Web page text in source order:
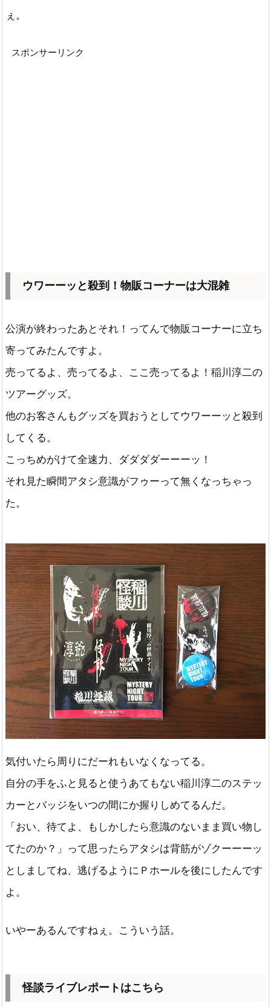
ぇ。
スポンサーリンク
ウワーーッと殺到！物販コーナーは大混雑
公演が終わったあとそれ！ってんで物販コーナーに立ち
寄ってみたんですよ。
売ってるよ、売ってるよ、ここ売ってるよ！稲川淳二の
ツアーグッズ。
他のお客さんもグッズを買おうとしてウワーーッと殺到
してくる。
こっちめがけて全速力、ダダダダーーーッ！
それ見た瞬間アタシ意識がフゥーって無くなっちゃっ
た。
気付いたら周りにだーれもいなくなってる。
自分の手をふと見ると使うあてもない稲川淳二のステッ
カーとバッジをいつの間にか握りしめてるんだ。
「おい、待てよ、もしかしたら意識のないまま買い物し
てたのか？」って思ったらアタシは背筋がゾクーーーッ
としましてね、逃げるようにＰホールを後にしたんです
よ。
いやーあるんですねぇ。こういう話。
怪談ライブレポートはこちら